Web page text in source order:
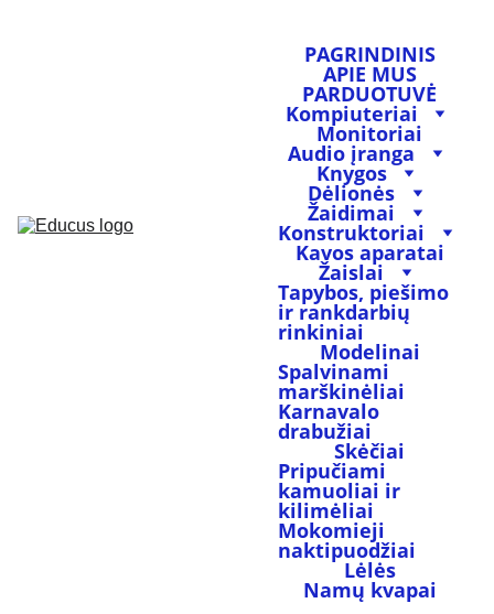
PAGRINDINIS
APIE MUS
PARDUOTUVĖ
Kompiuteriai
Monitoriai
Audio įranga
Knygos
Dėlionės
Žaidimai
Konstruktoriai
Kavos aparatai
Žaislai
Tapybos, piešimo
ir rankdarbių
rinkiniai
Modelinai
Spalvinami
marškinėliai
Karnavalo
drabužiai
Skėčiai
Pripučiami
kamuoliai ir
kilimėliai
Mokomieji
naktipuodžiai
Lėlės
Namų kvapai